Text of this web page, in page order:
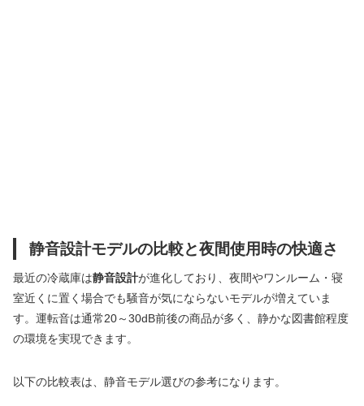
静音設計モデルの比較と夜間使用時の快適さ
最近の冷蔵庫は静音設計が進化しており、夜間やワンルーム・寝
室近くに置く場合でも騒音が気にならないモデルが増えていま
す。運転音は通常20～30dB前後の商品が多く、静かな図書館程度
の環境を実現できます。
以下の比較表は、静音モデル選びの参考になります。